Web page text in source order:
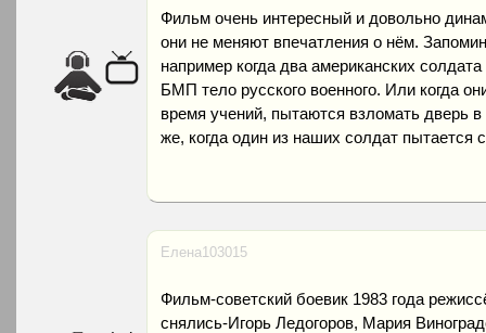
Фильм очень интересный и довольно
они не меняют впечатления о нём.
например когда два американских
БМП тело русского военного. Или когда
время учений, пытаются взломать дверь
же, когда один из наших солдат пытается
Елена103015
Фильм-советский боевик 1983 года
снялись-Игорь Ледогоров, Мария